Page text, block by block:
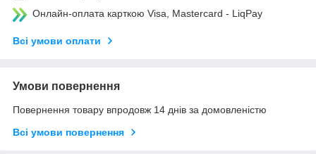
Онлайн-оплата карткою Visa, Mastercard - LiqPay
Всі умови оплати
Умови повернення
Повернення товару впродовж 14 днів за домовленістю
Всі умови повернення